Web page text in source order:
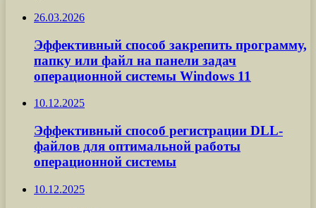
26.03.2026
Эффективный способ закрепить программу,
папку или файл на панели задач
операционной системы Windows 11
10.12.2025
Эффективный способ регистрации DLL-
файлов для оптимальной работы
операционной системы
10.12.2025